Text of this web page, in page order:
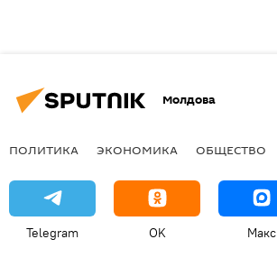
Молдова
ПОЛИТИКА ЭКОНОМИКА ОБЩЕСТВО
Telegram OK Макс